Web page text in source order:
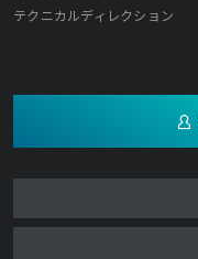
テクニカルディレクション